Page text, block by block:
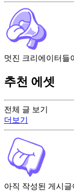
전체 글 보기
더보기
아직 작성된 게시
멋진 크리에이터들
추천 에셋